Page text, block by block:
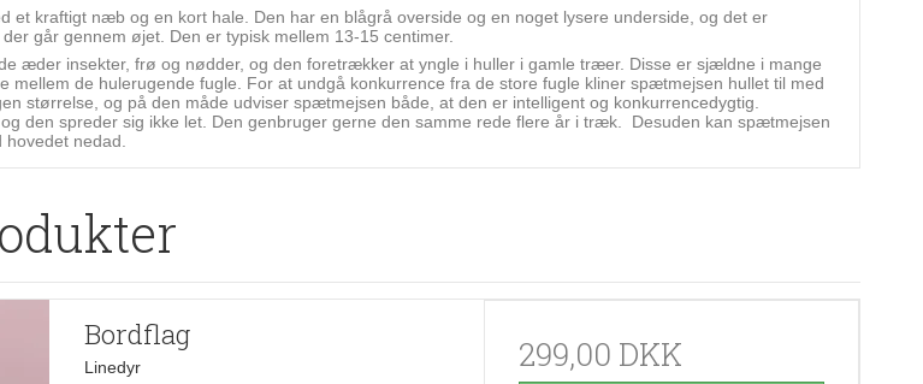
et kraftigt næb og en kort hale. Den har en blågrå overside og en noget lysere underside, og det er
går gennem øjet. Den er typisk mellem 13-15 centimer.
æder insekter, frø og nødder, og den foretrækker at yngle i huller i gamle træer. Disse er sjældne i mange
mellem de hulerugende fugle. For at undgå konkurrence fra de store fugle kliner spætmejsen hullet til med
størrelse, og på den måde udviser spætmejsen både, at den er intelligent og konkurrencedygtig.
den spreder sig ikke let. Den genbruger gerne den samme rede flere år i træk. Desuden kan spætmejsen
nedad.
Bordflag
Linedyr 299,00 DKK